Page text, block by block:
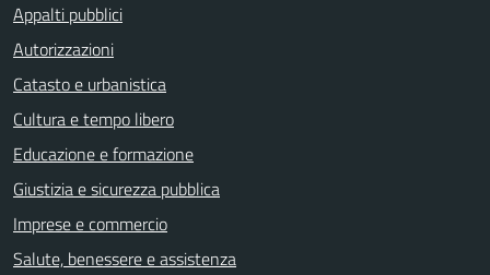
Appalti pubblici
Autorizzazioni
Catasto e urbanistica
Cultura e tempo libero
Educazione e formazione
Giustizia e sicurezza pubblica
Imprese e commercio
Salute, benessere e assistenza